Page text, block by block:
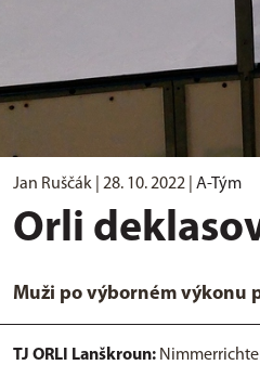
Jan Ruščák | 28. 10. 2022 A-Tým
Orli
Muži po výborném výkonu
TJ ORLI Lanškroun: